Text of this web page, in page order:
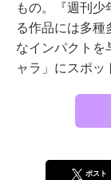
もの。『週刊
る作品には多種
なインパクトを
ャラ」にスポ
ポスト